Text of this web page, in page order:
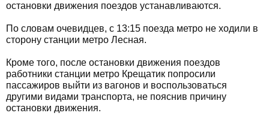
остановки движения поездов устанавливаются.
По словам очевидцев, с 13:15 поезда метро не ходили в
сторону станции метро Лесная.
Кроме того, после остановки движения поездов
работники станции метро Крещатик попросили
пассажиров выйти из вагонов и воспользоваться
другими видами транспорта, не пояснив причину
остановки движения.